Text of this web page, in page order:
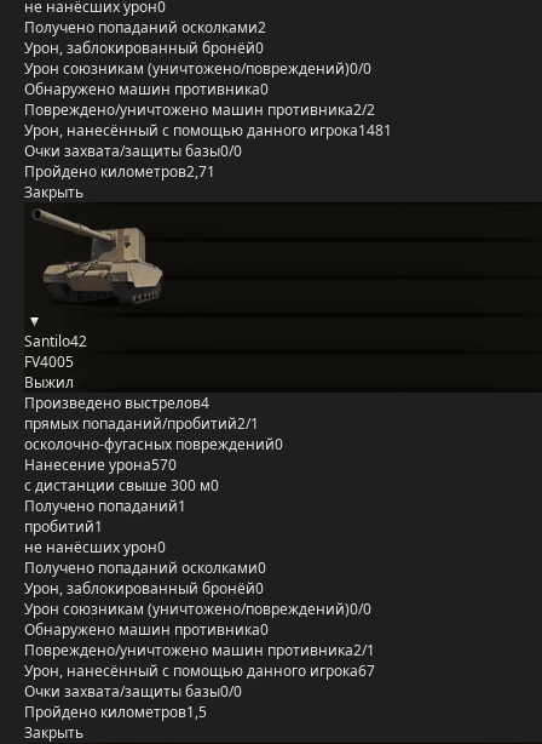
не нанёсших урон0
Получено попаданий осколками2
Урон, заблокированный бронёй0
Урон союзникам (уничтожено/повреждений)0/0
Обнаружено машин противника0
Повреждено/уничтожено машин противника2/2
Урон, нанесённый с помощью данного игрока1481
Очки захвата/защиты базы0/0
Пройдено километров2,71
Закрыть
Santilo42
FV4005
Выжил
Произведено выстрелов4
прямых попаданий/пробитий2/1
осколочно-фугасных повреждений0
Нанесение урона570
с дистанции свыше 300 м0
Получено попаданий1
пробитий1
не нанёсших урон0
Получено попаданий осколками0
Урон, заблокированный бронёй0
Урон союзникам (уничтожено/повреждений)0/0
Обнаружено машин противника0
Повреждено/уничтожено машин противника2/1
Урон, нанесённый с помощью данного игрока67
Очки захвата/защиты базы0/0
Пройдено километров1,5
Закрыть